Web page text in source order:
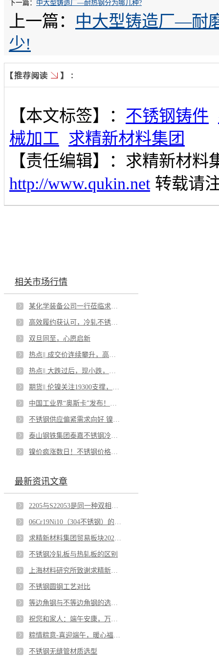
下一篇： 中大型铸造厂—耐热钢分为哪几种?
上一篇： 中大型铸造厂—耐
少!
【本文标签】： 不锈钢铸件
械加工 求精新材料集团
【责任编辑】： 求精新材料
http://www.qukin.net 转载请
相关市场行情
某化学装备公司一行莅临求精新材料考察交流
高效履约获认可，冷轧不锈钢加工订单圆满交付
双旦同至，心愿启新
热点|| 成交价连续攀升，高镍铁涨出新高度！
热点|| 大跌过后，现小跌，都是高产惹得祸！
期货|| 伦镍关注19300支撑，不锈钢多空博弈激烈
中国工业界“奥斯卡”发布！太钢“手撕钢”获奖
不锈钢供应偏紧需求向好 镍价存在做多机会
泰山钢铁集团泰嘉不锈钢冷轧板材深加工项目竣工投产！
镍价疯涨数日！不锈钢价格随势而起
最新资讯文章
2205与S22053是同一种双相不锈钢吗？
06Cr19Ni10（304不锈钢）的国标牌号解析
求精新材料集团贸易板块2026年7月启动大会圆满召开
不锈钢冷轧板与热轧板的区别
上海材料研究所致谢求精新材料集团！
不锈钢圆钢工艺对比
等边角钢与不等边角钢的选型要点
祝您和家人：端午安康，万事顺遂！—— [求精新材料] 敬上
粽情粽意-喜迎端午，暖心福利已全部送达！
不锈钢无缝管材质选型